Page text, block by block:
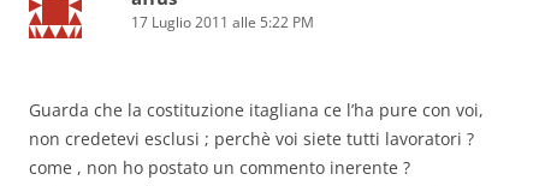
17 Luglio 2011 alle 5:22 PM
Guarda che la costituzione itagliana ce l’ha pure con voi,
non credetevi esclusi ; perchè voi siete tutti lavoratori ?
come , non ho postato un commento inerente ?